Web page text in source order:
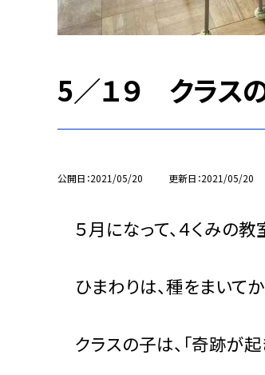
5／１９ クラス
公開日 2021/05/20 更新日 2021/05/20
５月になって、４くみの教
ひまわりは、種をまいて
クラスの子は、「奇跡が起